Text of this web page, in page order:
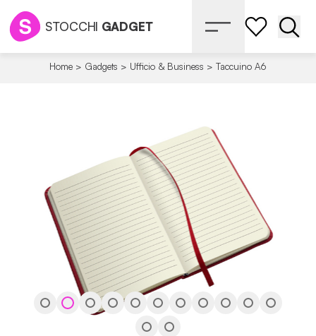
STOCCHI GADGET
Home > Gadgets > Ufficio & Business > Taccuino A6